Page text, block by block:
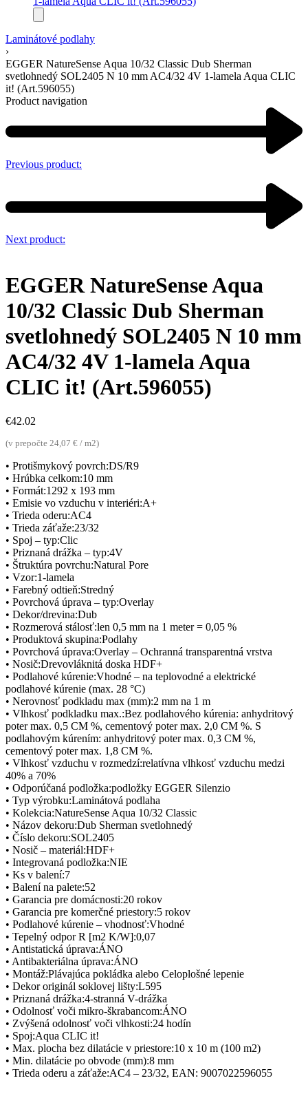
Laminátové podlahy
›
EGGER NatureSense Aqua 10/32 Classic Dub Sherman
svetlohnedý SOL2405 N 10 mm AC4/32 4V 1-lamela Aqua CLIC
it! (Art.596055)
Product navigation
Previous product:
Next product:
EGGER NatureSense Aqua
10/32 Classic Dub Sherman
svetlohnedý SOL2405 N 10 mm
AC4/32 4V 1-lamela Aqua
CLIC it! (Art.596055)
€42.02
(v prepočte 24,07 € / m2)
• Protišmykový povrch:DS/R9
• Hrúbka celkom:10 mm
• Formát:1292 x 193 mm
• Emisie vo vzduchu v interiéri:A+
• Trieda oderu:AC4
• Trieda záťaže:23/32
• Spoj – typ:Clic
• Priznaná drážka – typ:4V
• Štruktúra povrchu:Natural Pore
• Vzor:1-lamela
• Farebný odtieň:Stredný
• Povrchová úprava – typ:Overlay
• Dekor/drevina:Dub
• Rozmerová stálosť:len 0,5 mm na 1 meter = 0,05 %
• Produktová skupina:Podlahy
• Povrchová úprava:Overlay – Ochranná transparentná vrstva
• Nosič:Drevovláknitá doska HDF+
• Podlahové kúrenie:Vhodné – na teplovodné a elektrické
podlahové kúrenie (max. 28 °C)
• Nerovnosť podkladu max (mm):2 mm na 1 m
• Vlhkosť podkladku max.:Bez podlahového kúrenia: anhydritový
poter max. 0,5 CM %, cementový poter max. 2,0 CM %. S
podlahovým kúrením: anhydritový poter max. 0,3 CM %,
cementový poter max. 1,8 CM %.
• Vlhkosť vzduchu v rozmedzí:relatívna vlhkosť vzduchu medzi
40% a 70%
• Odporúčaná podložka:podložky EGGER Silenzio
• Typ výrobku:Laminátová podlaha
• Kolekcia:NatureSense Aqua 10/32 Classic
• Názov dekoru:Dub Sherman svetlohnedý
• Číslo dekoru:SOL2405
• Nosič – materiál:HDF+
• Integrovaná podložka:NIE
• Ks v balení:7
• Balení na palete:52
• Garancia pre domácnosti:20 rokov
• Garancia pre komerčné priestory:5 rokov
• Podlahové kúrenie – vhodnosť:Vhodné
• Tepelný odpor R [m2 K/W]:0,07
• Antistatická úprava:ÁNO
• Antibakteriálna úprava:ÁNO
• Montáž:Plávajúca pokládka alebo Celoplošné lepenie
• Dekor originál soklovej lišty:L595
• Priznaná drážka:4-stranná V-drážka
• Odolnosť voči mikro-škrabancom:ÁNO
• Zvýšená odolnosť voči vlhkosti:24 hodín
• Spoj:Aqua CLIC it!
• Max. plocha bez dilatácie v priestore:10 x 10 m (100 m2)
• Min. dilatácie po obvode (mm):8 mm
• Trieda oderu a záťaže:AC4 – 23/32, EAN: 9007022596055